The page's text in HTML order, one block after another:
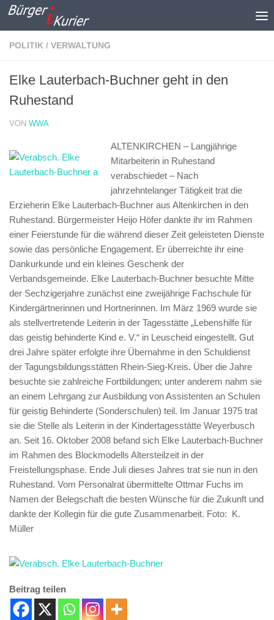
Zum Inhalt springen
POLITIK / VERWALTUNG
Elke Lauterbach-Buchner geht in den
Ruhestand
VON WWA
ALTENKIRCHEN – Langjährige
Mitarbeiterin in Ruhestand
verabschiedet – Nach
jahrzehntelanger Tätigkeit trat die
Erzieherin Elke Lauterbach-Buchner aus Altenkirchen in den
Ruhestand. Bürgermeister Heijo Höfer dankte ihr im Rahmen
einer Feierstunde für die während dieser Zeit geleisteten Dienste
sowie das persönliche Engagement. Er überreichte ihr eine
Dankurkunde und ein kleines Geschenk der
Verbandsgemeinde. Elke Lauterbach-Buchner besuchte Mitte
der Sechzigerjahre zunächst eine zweijährige Fachschule für
Kindergärtnerinnen und Hortnerinnen. Im März 1969 wurde sie
als stellvertretende Leiterin in der Tagesstätte „Lebenshilfe für
das geistig behinderte Kind e. V.“ in Leuscheid eingestellt. Gut
drei Jahre später erfolgte ihre Übernahme in den Schuldienst
der Tagungsbildungsstätten Rhein-Sieg-Kreis. Über die Jahre
besuchte sie zahlreiche Fortbildungen; unter anderem nahm sie
an einem Lehrgang zur Ausbildung von Assistenten an Schulen
für geistig Behinderte (Sonderschulen) teil. Im Januar 1975 trat
sie die Stelle als Leiterin in der Kindertagesstätte Weyerbusch
an. Seit 16. Oktober 2008 befand sich Elke Lauterbach-Buchner
im Rahmen des Blockmodells Altersteilzeit in der
Freistellungsphase. Ende Juli dieses Jahres trat sie nun in den
Ruhestand. Vom Personalrat übermittelte Ottmar Fuchs im
Namen der Belegschaft die besten Wünsche für die Zukunft und
dankte der Kollegin für die gute Zusammenarbeit. Foto: K.
Müller
Beitrag teilen